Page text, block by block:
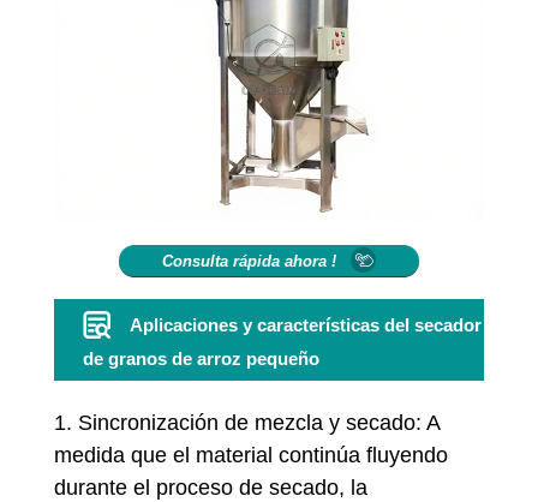
Consulta rápida ahora !
Aplicaciones y características del secador
de granos de arroz pequeño
1. Sincronización de mezcla y secado: A
medida que el material continúa fluyendo
durante el proceso de secado, la